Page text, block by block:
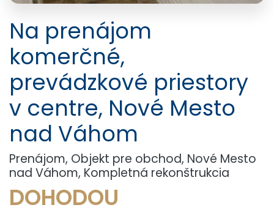
Na prenájom
komerčné,
prevádzkové priestory
v centre, Nové Mesto
nad Váhom
Prenájom, Objekt pre obchod, Nové Mesto
nad Váhom, Kompletná rekonštrukcia
DOHODOU